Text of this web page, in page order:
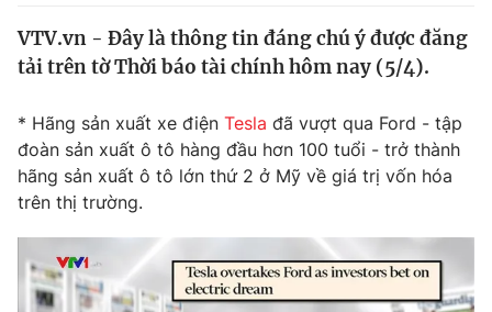
Tin tức
Thế giới đó đây
Kinh tế
Tài chính
Thị trường
Góc doanh nghiệp
Dữ liệu và đời sống
Truyền hình
VTV.vn - Đây là thông tin đáng chú ý được đăng
tải trên tờ Thời báo tài chính hôm nay (5/4).
* Hãng sản xuất xe điện Tesla đã vượt qua Ford - tập
đoàn sản xuất ô tô hàng đầu hơn 100 tuổi - trở thành
hãng sản xuất ô tô lớn thứ 2 ở Mỹ về giá trị vốn hóa
trên thị trường.